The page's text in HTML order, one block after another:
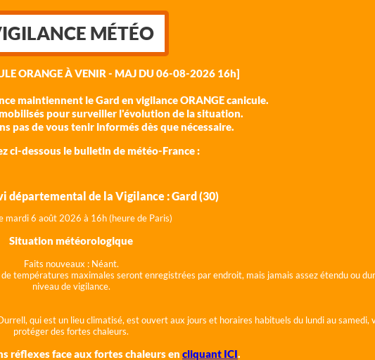
MÉTÉO
ORANGE À VENIR - MAJ DU 06-08-2026 16h]
maintiennent le Gard en vigilance ORANGE canicule.
pour surveiller l'évolution de la situation.
pas de vous tenir informés dès que nécessaire.
ci-dessous le bulletin de météo-France :
départemental de la Vigilance : Gard (30)
mardi 6 août 2026 à 16h (heure de Paris)
Situation météorologique
Faits nouveaux : Néant.
températures maximales seront enregistrées par endroit, mais jamais assez étendu ou
niveau de vigilance.
qui est un lieu climatisé, est ouvert aux jours et horaires habituels du lundi au samedi,
protéger des fortes chaleurs.
réflexes face aux fortes chaleurs en cliquant ICI.